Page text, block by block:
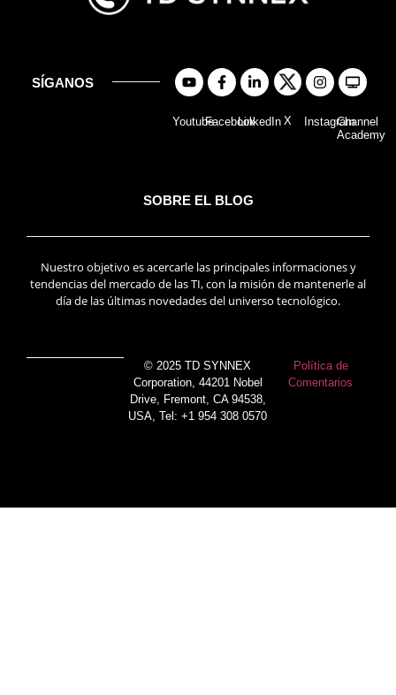
SÍGANOS
YoutubeFacebookLinkedIn X InstagramChannel
Academy
SOBRE EL BLOG
Nuestro objetivo es acercarle las principales informaciones y
tendencias del mercado de las TI, con la misión de mantenerle al
día de las últimas novedades del universo tecnológico.
© 2025 TD SYNNEX
Corporation, 44201 Nobel
Drive, Fremont, CA 94538,
USA, Tel: +1 954 308 0570
Política de
Comentarios